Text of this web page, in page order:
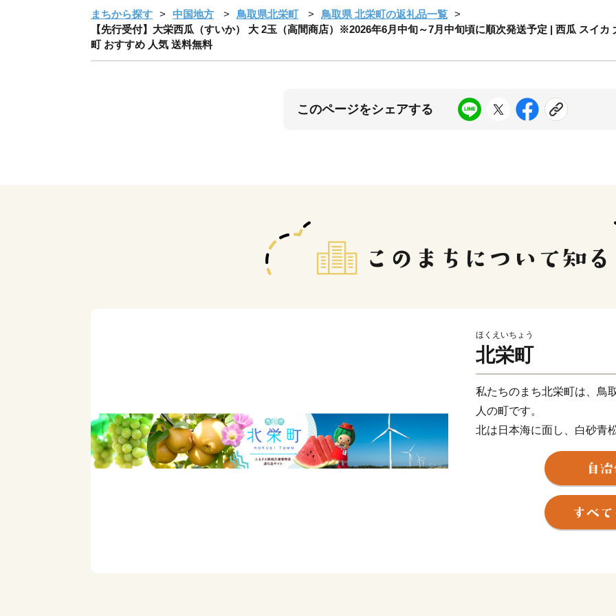
まちから探す 中国地方 鳥取県北栄町
鳥取県 北栄町の返礼品一覧
【先行受付】大栄西瓜（すいか） 大 2玉（高間商店）※2026年6月中旬～7月中旬頃に順次発送予定 | 西瓜 スイ
町 おすすめ 人気 送料無料
このページをシェアする
ほくえいちょう
北栄町
私たちのまち北栄町は、鳥
人の町です。
北は日本海に面し、白砂青
り、南は大山を望む黒ぼ
この豊かな自然環境を生
などさまざまな魅力ある農
また、漫画「名探偵コナ